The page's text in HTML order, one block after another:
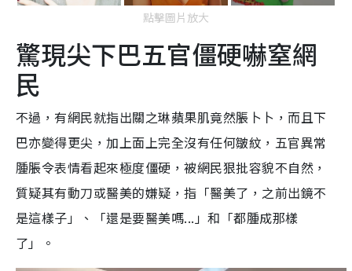
點擊圖片放大
驚現尖下巴五官僵硬嚇窒網
民
不過，有網民就指出關之琳蘋果肌竟然脹卜卜，而且下
巴亦變得更尖，加上面上完全沒有任何皺紋，五官異常
腫脹令表情看起來極度僵硬，被網民狠批容貌不自然，
質疑其有動刀或醫美的嫌疑，指「醫美了，之前出鏡不
是這樣子」、「還是要醫美嗎...」和「都腫成那樣
了」。